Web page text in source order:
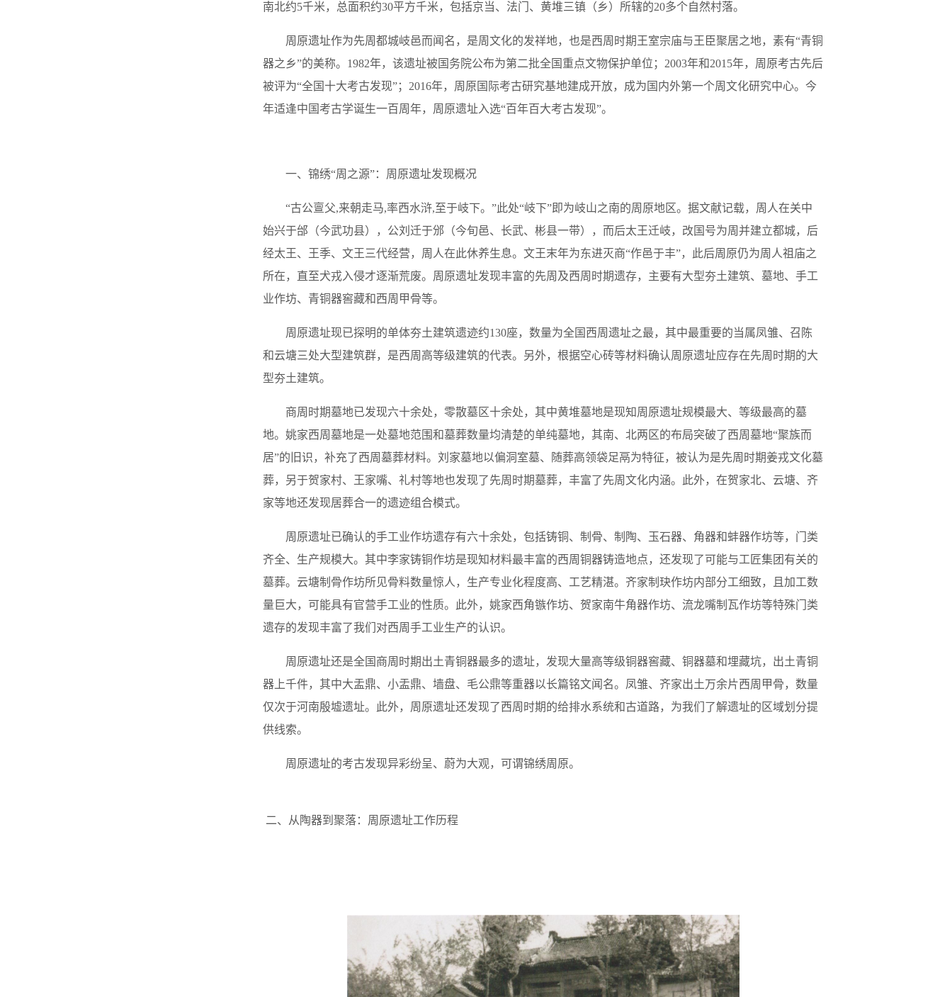
南北约5千米，总面积约30平方千米，包括京当、法门、黄堆三镇（乡）所辖的20多个自然村落。
周原遗址作为先周都城岐邑而闻名，是周文化的发祥地，也是西周时期王室宗庙与王臣聚居之地，素有“青铜
器之乡”的美称。1982年，该遗址被国务院公布为第二批全国重点文物保护单位；2003年和2015年，周原考古先后
被评为“全国十大考古发现”；2016年，周原国际考古研究基地建成开放，成为国内外第一个周文化研究中心。今
年适逢中国考古学诞生一百周年，周原遗址入选“百年百大考古发现”。
一、锦绣“周之源”：周原遗址发现概况
“古公亶父,来朝走马,率西水浒,至于岐下。”此处“岐下”即为岐山之南的周原地区。据文献记载，周人在关中
始兴于邰（今武功县），公刘迁于邠（今旬邑、长武、彬县一带），而后太王迁岐，改国号为周并建立都城，后
经太王、王季、文王三代经营，周人在此休养生息。文王末年为东进灭商“作邑于丰”，此后周原仍为周人祖庙之
所在，直至犬戎入侵才逐渐荒废。周原遗址发现丰富的先周及西周时期遗存，主要有大型夯土建筑、墓地、手工
业作坊、青铜器窖藏和西周甲骨等。
周原遗址现已探明的单体夯土建筑遗迹约130座，数量为全国西周遗址之最，其中最重要的当属凤雏、召陈
和云塘三处大型建筑群，是西周高等级建筑的代表。另外，根据空心砖等材料确认周原遗址应存在先周时期的大
型夯土建筑。
商周时期墓地已发现六十余处，零散墓区十余处，其中黄堆墓地是现知周原遗址规模最大、等级最高的墓
地。姚家西周墓地是一处墓地范围和墓葬数量均清楚的单纯墓地，其南、北两区的布局突破了西周墓地“聚族而
居”的旧识，补充了西周墓葬材料。刘家墓地以偏洞室墓、随葬高领袋足鬲为特征，被认为是先周时期姜戎文化墓
葬，另于贺家村、王家嘴、礼村等地也发现了先周时期墓葬，丰富了先周文化内涵。此外，在贺家北、云塘、齐
家等地还发现居葬合一的遗迹组合模式。
周原遗址已确认的手工业作坊遗存有六十余处，包括铸铜、制骨、制陶、玉石器、角器和蚌器作坊等，门类
齐全、生产规模大。其中李家铸铜作坊是现知材料最丰富的西周铜器铸造地点，还发现了可能与工匠集团有关的
墓葬。云塘制骨作坊所见骨料数量惊人，生产专业化程度高、工艺精湛。齐家制玦作坊内部分工细致，且加工数
量巨大，可能具有官营手工业的性质。此外，姚家西角镞作坊、贺家南牛角器作坊、流龙嘴制瓦作坊等特殊门类
遗存的发现丰富了我们对西周手工业生产的认识。
周原遗址还是全国商周时期出土青铜器最多的遗址，发现大量高等级铜器窖藏、铜器墓和埋藏坑，出土青铜
器上千件，其中大盂鼎、小盂鼎、墙盘、毛公鼎等重器以长篇铭文闻名。凤雏、齐家出土万余片西周甲骨，数量
仅次于河南殷墟遗址。此外，周原遗址还发现了西周时期的给排水系统和古道路，为我们了解遗址的区域划分提
供线索。
周原遗址的考古发现异彩纷呈、蔚为大观，可谓锦绣周原。
二、从陶器到聚落：周原遗址工作历程